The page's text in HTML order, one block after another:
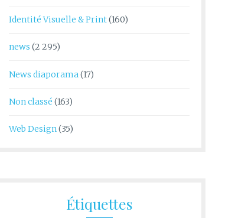
Identité Visuelle & Print(160)
news (2 295)
News diaporama(17)
Non classé (163)
Web Design(35)
Étiquettes